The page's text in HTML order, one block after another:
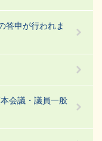
答申が行われま
会議・議員一般